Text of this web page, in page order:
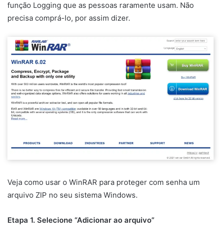
função Logging que as pessoas raramente usam. Não
precisa comprá-lo, por assim dizer.
Veja como usar o WinRAR para proteger com senha um
arquivo ZIP no seu sistema Windows.
Etapa 1. Selecione “Adicionar ao arquivo”